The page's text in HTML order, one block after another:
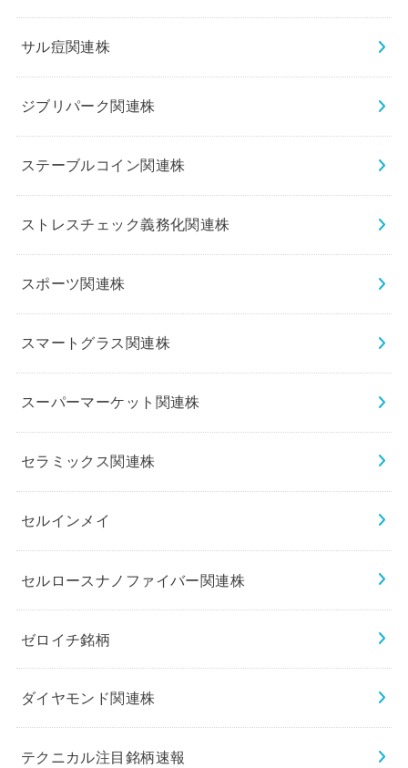
サル痘関連株
ジブリパーク関連株
ステーブルコイン関連株
ストレスチェック義務化関連株
スポーツ関連株
スマートグラス関連株
スーパーマーケット関連株
セラミックス関連株
セルインメイ
セルロースナノファイバー関連株
ゼロイチ銘柄
ダイヤモンド関連株
テクニカル注目銘柄速報